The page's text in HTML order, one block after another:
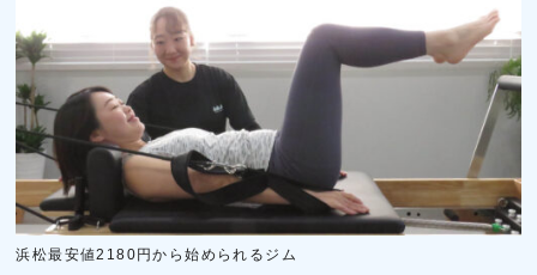
浜松最安値2180円から始められるジム